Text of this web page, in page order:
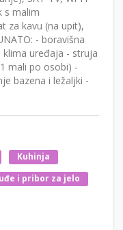
s malim
za kavu (na upit),
- boravišna
uređaja - struja
mali po osobi) -
bazena i ležaljki -
Kuhinja
i pribor za jelo